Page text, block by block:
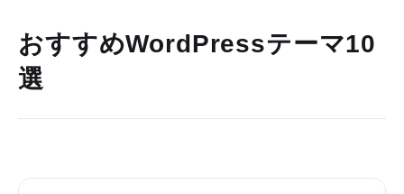
おすすめWordPressテーマ10
選